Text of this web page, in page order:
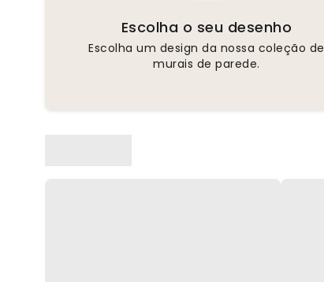
Escolha o seu desenho
Escolha um design da nossa coleção de
murais de parede.